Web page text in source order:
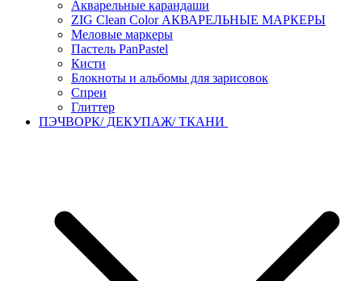
Акварельные карандаши
ZIG Clean Color АКВАРЕЛЬНЫЕ МАРКЕРЫ
Меловые маркеры
Пастель PanPastel
Кисти
Блокноты и альбомы для зарисовок
Спреи
Глиттер
ПЭЧВОРК/ ДЕКУПАЖ/ ТКАНИ